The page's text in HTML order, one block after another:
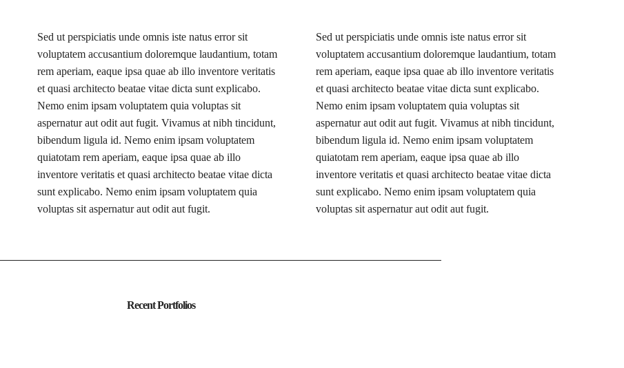
Sed ut perspiciatis unde omnis iste natus error sit
voluptatem accusantium doloremque laudantium, totam
rem aperiam, eaque ipsa quae ab illo inventore veritatis
et quasi architecto beatae vitae dicta sunt explicabo.
Nemo enim ipsam voluptatem quia voluptas sit
aspernatur aut odit aut fugit. Vivamus at nibh tincidunt,
bibendum ligula id. Nemo enim ipsam voluptatem
quiatotam rem aperiam, eaque ipsa quae ab illo
inventore veritatis et quasi architecto beatae vitae dicta
sunt explicabo. Nemo enim ipsam voluptatem quia
voluptas sit aspernatur aut odit aut fugit.
Sed ut perspiciatis unde omnis iste natus error sit
voluptatem accusantium doloremque laudantium, totam
rem aperiam, eaque ipsa quae ab illo inventore veritatis
et quasi architecto beatae vitae dicta sunt explicabo.
Nemo enim ipsam voluptatem quia voluptas sit
aspernatur aut odit aut fugit. Vivamus at nibh tincidunt,
bibendum ligula id. Nemo enim ipsam voluptatem
quiatotam rem aperiam, eaque ipsa quae ab illo
inventore veritatis et quasi architecto beatae vitae dicta
sunt explicabo. Nemo enim ipsam voluptatem quia
voluptas sit aspernatur aut odit aut fugit.
Recent Portfolios